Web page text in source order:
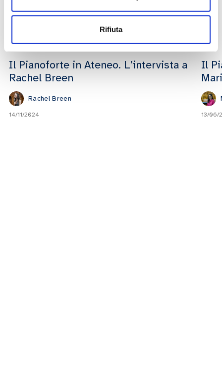
Rifiuta
Altri video che potrebbero
Il Pianoforte in Ateneo. L’intervista a
Rachel Breen
Rachel Breen
14/11/2024
Il
13/06/